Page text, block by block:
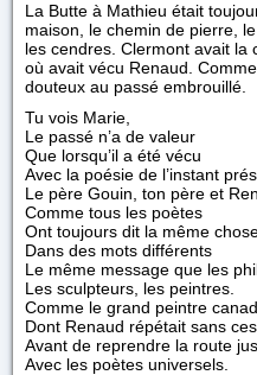
La Butte à Mathieu était
maison, le chemin de pierre,
les cendres. Clermont avait la
où avait vécu Renaud.
douteux au passé embrouillé.
Tu vois Marie,
Le passé n’a de valeur
Que lorsqu’il a été vécu
Avec la poésie de l’instant
Le père Gouin, ton père et
Comme tous les poètes
Ont toujours dit la même
Dans des mots différents
Le même message que les
Les sculpteurs, les peintres.
Comme le grand peintre
Dont Renaud répétait sans
Avant de reprendre la route
Avec les poètes universels.